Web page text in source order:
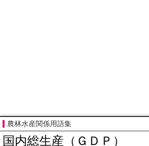
農林水産関係用語集
国内総生産（ＧＤＰ）